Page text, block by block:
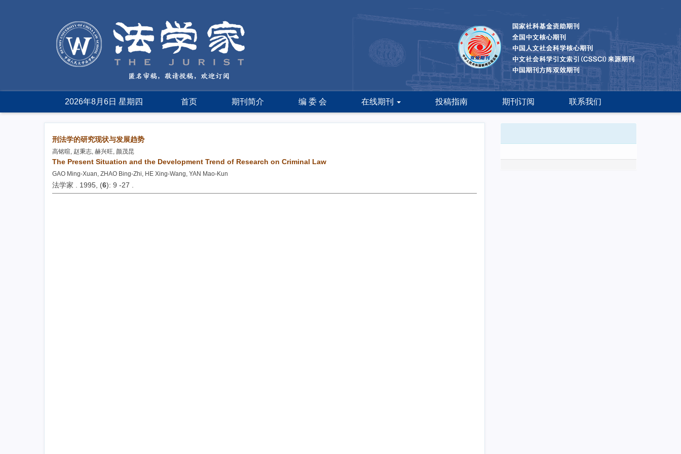
2026年8月6日 星期四 首页 期刊简介 编 委 会 在线期刊 投稿指南 期刊订阅 联系我们
刑法学的研究现状与发展趋势
高铭暄, 赵秉志, 赫兴旺, 颜茂昆
The Present Situation and the Development Trend of Research on Criminal Law
GAO Ming-Xuan, ZHAO Bing-Zhi, HE Xing-Wang, YAN Mao-Kun
法学家 . 1995, (6): 9 -27 .